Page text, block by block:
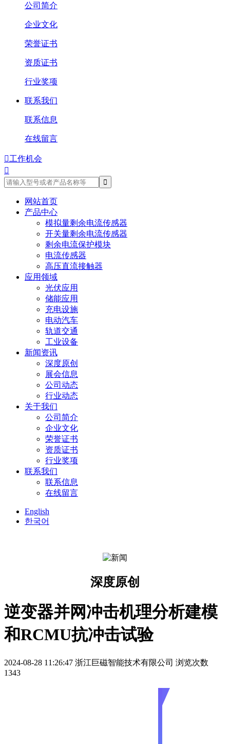
公司简介
企业文化
荣誉证书
资质证书
行业奖项
联系我们
联系信息
在线留言
工作机会

网站首页
产品中心
模拟量剩余电流传感器
开关量剩余电流传感器
剩余电流保护模块
电流传感器
高压直流接触器
应用领域
光伏应用
储能应用
充电设施
电动汽车
轨道交通
工业设备
新闻资讯
深度原创
展会信息
公司动态
行业动态
关于我们
公司简介
企业文化
荣誉证书
资质证书
行业奖项
联系我们
联系信息
在线留言
English
한국어
深度原创
逆变器并网冲击机理分析建模
和RCMU抗冲击试验
2024-08-28 11:26:47 浙江巨磁智能技术有限公司 浏览次数
1343
一、